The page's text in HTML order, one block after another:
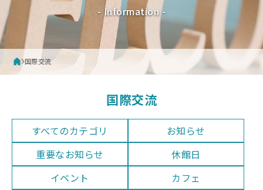
プ
- Information -
国際交流
国際交流
すべてのカテゴリ
お知らせ
重要なお知らせ
休館日
イベント
カフェ